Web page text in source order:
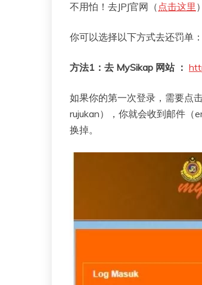
不用怕！去JPJ官网（ 点击这里
你可以选择以下方式去还罚单：
方法1：去 MySikap 网站 ：
如果你的第一次登录，需要点
rujukan），你就会收到邮件（
换掉。